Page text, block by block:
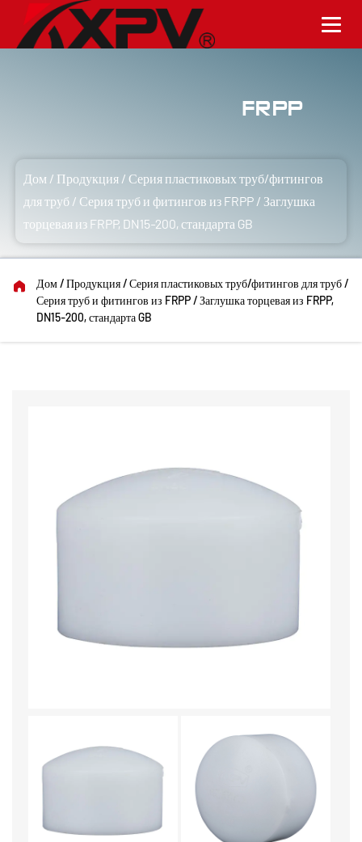
Серия труб и фитингов из FRPP
Дом / Продукция /Серия пластиковых труб/фитингов
для труб / Серия труб и фитингов из FRPP / Заглушка
торцевая из FRPP, DN15-200, стандарта GB
Дом/Продукция/Серия пластиковых труб/фитингов для труб/
Серия труб и фитингов из FRPP/Заглушка торцевая из FRPP,
DN15-200, стандарта GB